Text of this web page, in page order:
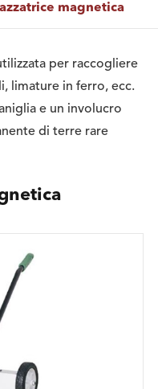
magnetica
per raccogliere
limature in ferro, ecc.
e un involucro
di terre rare